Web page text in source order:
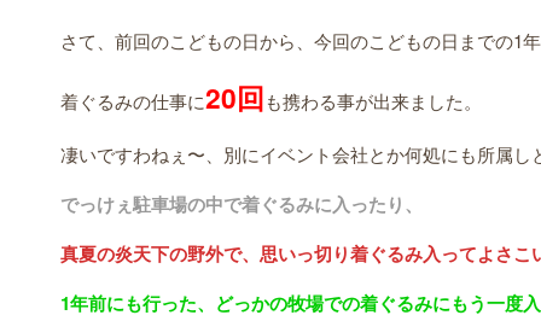
さて、前回のこどもの日から、今回のこどもの日までの1
着ぐるみの仕事に20回も携わる事が出来ました。
凄いですわねぇ〜、別にイベント会社とか何処にも所属し
でっけぇ駐車場の中で着ぐるみに入ったり、
真夏の炎天下の野外で、思いっ切り着ぐるみ入ってよさこ
1年前にも行った、どっかの牧場での着ぐるみにもう一度